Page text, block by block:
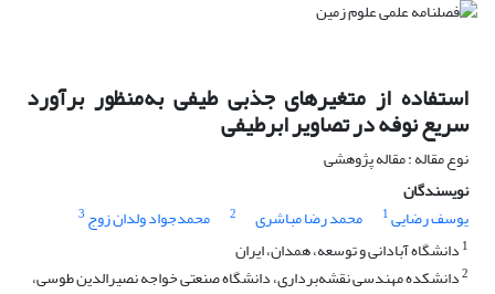
استفاده از متغیرهای جذبی طیفی به‌منظور برآورد
سریع نوفه در تصاویر ابرطیفی
نوع مقاله : مقاله پژوهشی
نویسندگان
یوسف رضایی1 محمد رضا مباشری 2 محمدجواد ولدان زوج 3
1 دانشگاه آبادانی و توسعه، همدان، ایران
2دانشکده مهندسی نقشه‌برداری، دانشگاه صنعتی خواجه نصیرالدین طوسی،